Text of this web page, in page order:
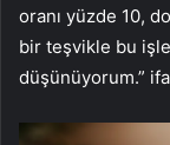
oranı yüzde 10,
bir teşvikle bu
düşünüyorum.”